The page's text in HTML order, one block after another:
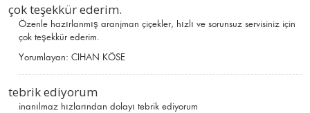
çok teşekkür ederim.
Özenle hazırlanmış aranjman çiçekler, hızlı ve sorunsuz servisiniz için
çok teşekkür ederim.
Yorumlayan: CIHAN KÖSE
tebrik ediyorum
inanılmaz hızlarından dolayı tebrik ediyorum